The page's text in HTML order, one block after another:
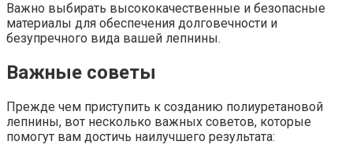
Важно выбирать высококачественные и безопасные
материалы для обеспечения долговечности и
безупречного вида вашей лепнины.
Важные советы
Прежде чем приступить к созданию полиуретановой
лепнины, вот несколько важных советов, которые
помогут вам достичь наилучшего результата: